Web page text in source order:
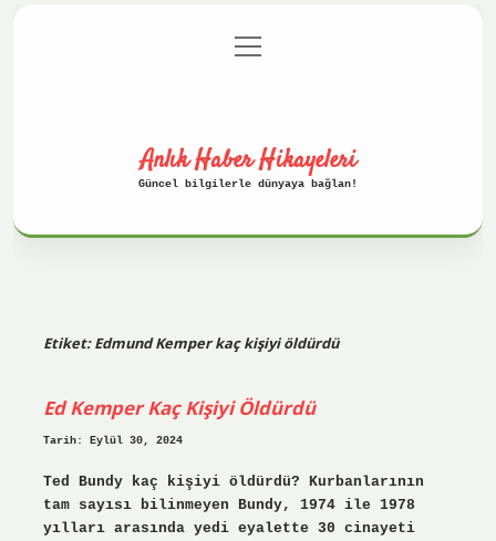
Gizlilik Politikası
menüyü
aç
Anlık Haber Hikayeleri
Güncel bilgilerle dünyaya bağlan!
Etiket:Edmund Kemper kaç kişiyi öldürdü
Ed Kemper Kaç Kişiyi Öldürdü
Tarih: Eylül 30, 2024
Ted Bundy kaç kişiyi öldürdü? Kurbanlarının
tam sayısı bilinmeyen Bundy, 1974 ile 1978
yılları arasında yedi eyalette 30 cinayeti